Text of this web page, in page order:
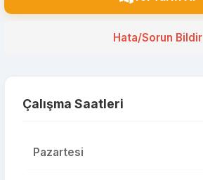
Hata/Sorun Bildir
Çalışma Saatleri
Pazartesi